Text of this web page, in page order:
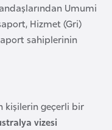
Umumi
Hizmet (Gri)
sahiplerinin
kişilerin geçerli bir
vizesi